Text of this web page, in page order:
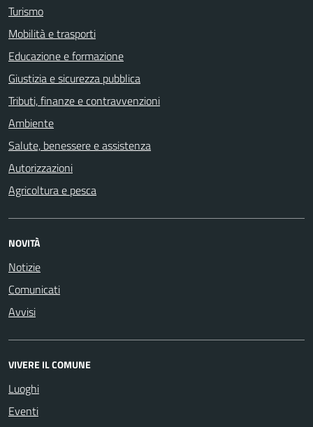
Turismo
Mobilità e trasporti
Educazione e formazione
Giustizia e sicurezza pubblica
Tributi, finanze e contravvenzioni
Ambiente
Salute, benessere e assistenza
Autorizzazioni
Agricoltura e pesca
NOVITÀ
Notizie
Comunicati
Avvisi
VIVERE IL COMUNE
Luoghi
Eventi